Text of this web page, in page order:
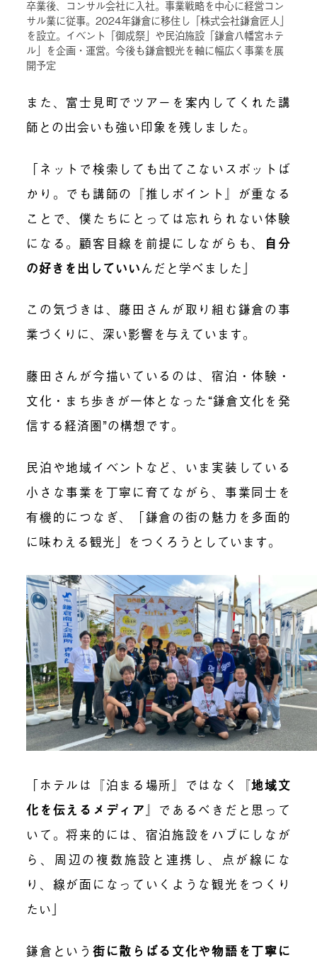
卒業後、コンサル会社に入社。事業戦略を中心に経営コン
サル業に従事。2024年鎌倉に移住し「株式会社鎌倉匠人」
を設立。イベント「御成祭」や民泊施設「鎌倉八幡宮ホテ
ル」を企画・運営。今後も鎌倉観光を軸に幅広く事業を展
開予定
また、富士見町でツアーを案内してくれた講
師との出会いも強い印象を残しました。
「ネットで検索しても出てこないスポットば
かり。でも講師の『推しポイント』が重なる
ことで、僕たちにとっては忘れられない体験
になる。顧客目線を前提にしながらも、
自分
の好きを出していいんだと学べました」
この気づきは、藤田さんが取り組む鎌倉の事
業づくりに、深い影響を与えています。
藤田さんが今描いているのは、宿泊・体験・
文化・まち歩きが一体となった“鎌倉文化を発
信する経済圏”の構想です。
民泊や地域イベントなど、いま実装している
小さな事業を丁寧に育てながら、 事業同士を
有機的につなぎ、「鎌倉の街の魅力を多面的
に味わえる観光」 をつくろうとしています。
「ホテルは『泊まる場所』ではなく『地域文
化を伝えるメディア 』であるべきだと思って
いて。将来的には、宿泊施設をハブにしなが
ら、周辺の複数施設と連携し、点が線にな
り、線が面になっていくような観光をつくり
たい」
鎌倉という 街に散らばる文化や物語を丁寧に